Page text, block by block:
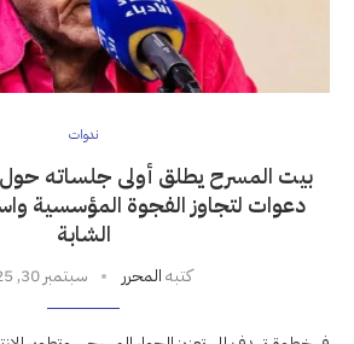
ندوات
بيت المسرح يطلق أولى جلساته حول
دعوات لتجاوز الفجوة المؤسسية
الشابة
كتبهالمحرر سبتمبر 30, 2025